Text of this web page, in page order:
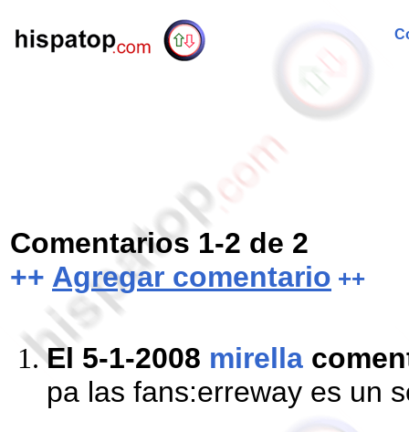
Comentarios 1-2 de 2
++ Agregar comentario ++
El 5-1-2008 mirella
pa las fans:erreway es un